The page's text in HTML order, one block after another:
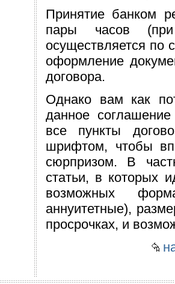
Принятие банком
пары часов
осуществляется по
оформление
договора.
Однако вам как
данное
все пункты
шрифтом, чтобы
сюрпризом. В
статьи, в которых
возможных
аннуитетные),
просрочках, и